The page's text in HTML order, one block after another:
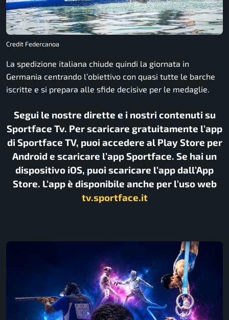
Credit Federcanoa
La spedizione italiana chiude quindi la giornata in
Germania centrando l’obiettivo con quasi tutte le barche
iscritte e si prepara alle sfide decisive per le medaglie.
Segui le nostre dirette e i nostri contenuti su
Sportface Tv. Per scaricare gratuitamente l’app
di Sportface TV, puoi accedere al Play Store per
Android e scaricare l’app Sportface. Se hai un
dispositivo iOS, puoi scaricare l’app dall’App
Store. L’app è disponibile anche per l’uso web
tv.sportface.it